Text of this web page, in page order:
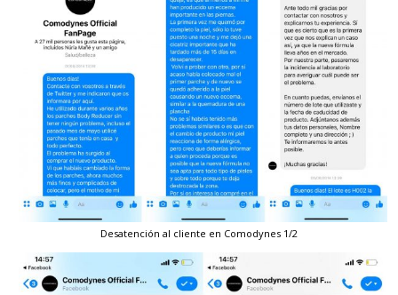
Desatención al cliente en Comodynes 1/2